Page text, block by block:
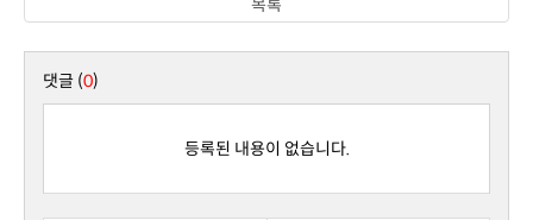
목록
댓글 (0)
등록된 내용이 없습니다.